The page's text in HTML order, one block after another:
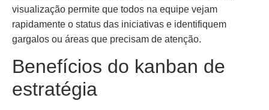
visualização permite que todos na equipe vejam
rapidamente o status das iniciativas e identifiquem
gargalos ou áreas que precisam de atenção.
Benefícios do kanban de
estratégia